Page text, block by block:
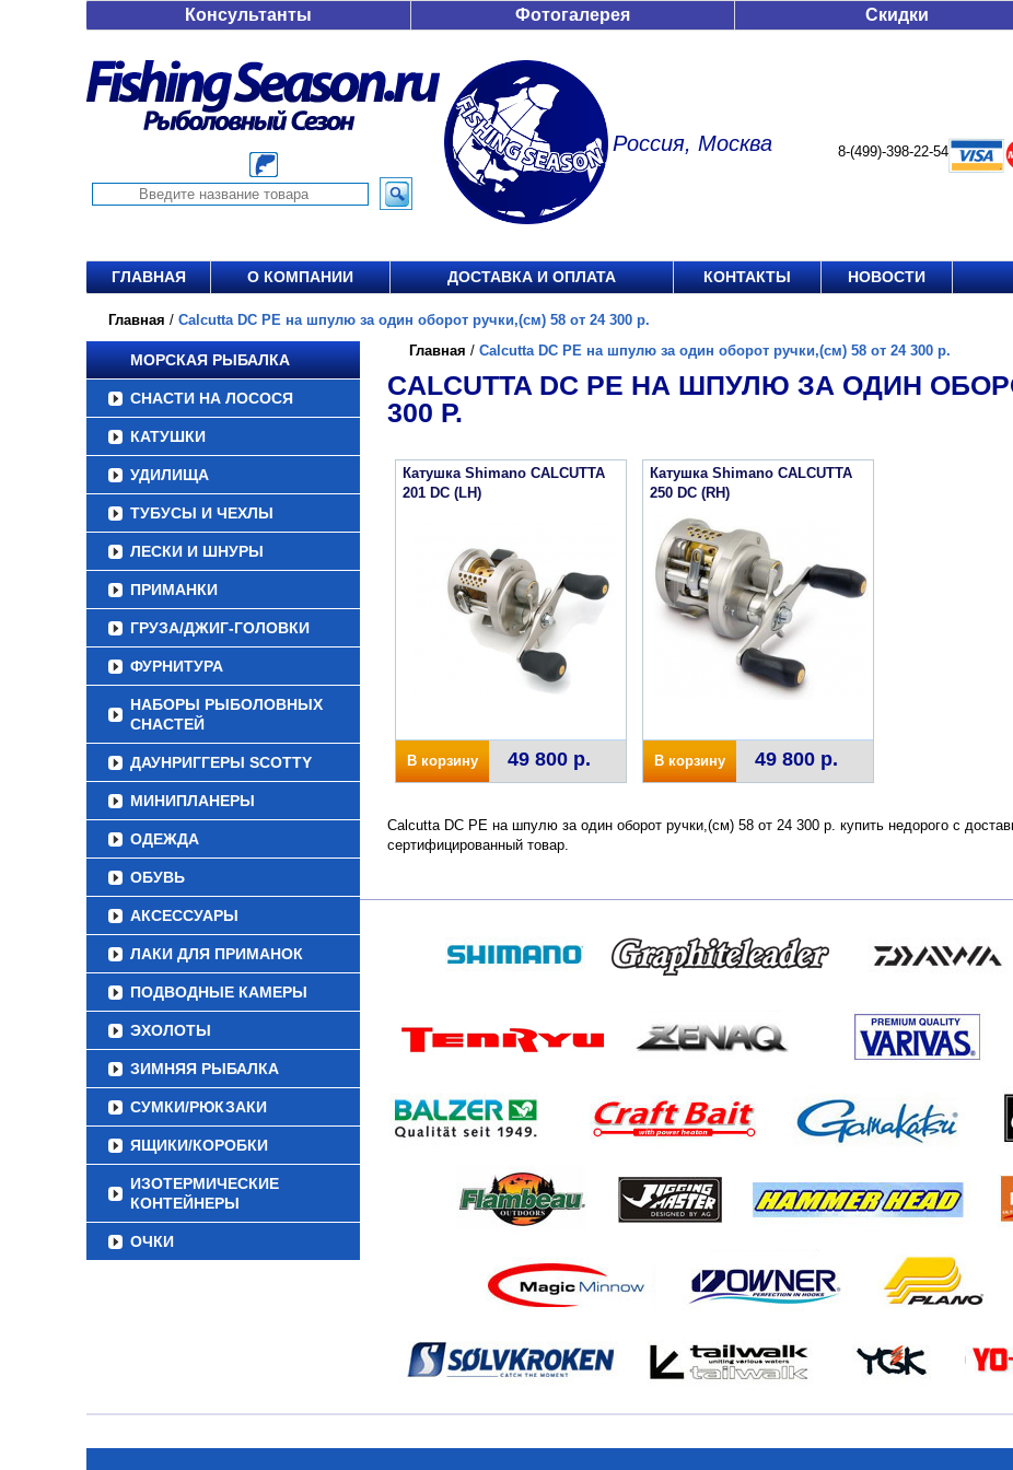
Консультанты Фотогалерея Скидки
Россия, Москва 8-(499)-398-22-54
ГЛАВНАЯ О КОМПАНИИ ДОСТАВКА И ОПЛАТА КОНТАКТЫ НОВОСТИ
Главная / Calcutta DC PE на шпулю за один оборот ручки,(см) 58 от 24 300 р.
МОРСКАЯ РЫБАЛКА
СНАСТИ НА ЛОСОСЯ
КАТУШКИ
УДИЛИЩА
ТУБУСЫ И ЧЕХЛЫ
ЛЕСКИ И ШНУРЫ
ПРИМАНКИ
ГРУЗА/ДЖИГ-ГОЛОВКИ
ФУРНИТУРА
НАБОРЫ РЫБОЛОВНЫХ
СНАСТЕЙ
ДАУНРИГГЕРЫ SCOTTY
МИНИПЛАНЕРЫ
ОДЕЖДА
ОБУВЬ
АКСЕССУАРЫ
ЛАКИ ДЛЯ ПРИМАНОК
ПОДВОДНЫЕ КАМЕРЫ
ЭХОЛОТЫ
ЗИМНЯЯ РЫБАЛКА
СУМКИ/РЮКЗАКИ
ЯЩИКИ/КОРОБКИ
ИЗОТЕРМИЧЕСКИЕ
КОНТЕЙНЕРЫ
ОЧКИ
Главная / Calcutta DC PE на шпулю за один оборот ручки,(см) 58 от 24 300 р.
CALCUTTA DC PE НА ШПУЛЮ ЗА ОДИН
300 Р.
Катушка Shimano CALCUTTA
201 DC (LH)
В корзину 49 800 р.
Катушка Shimano CALCUTTA
250 DC (RH)
В корзину 49 800 р.
Calcutta DC PE на шпулю за один оборот ручки,(см) 58 от 24 300 р. купить недорого с
сертифицированный товар.